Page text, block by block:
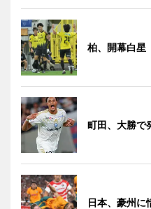
柏、開幕白
町田、大勝
日本、豪州